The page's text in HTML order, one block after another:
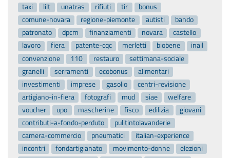
taxi
lilt unatras rifiuti tir
bonus
comune-novara
regione-piemonte autisti
bando
patronato
dpcm finanziamenti novara
castello
lavoro
fiera patente-cqc merletti biobene
inail
convenzione
110 restauro
settimana-sociale
granelli
serramenti ecobonus
alimentari
investimenti
imprese gasolio
centri-revisione
artigiano-in-fiera
fotografi mud siae
welfare
voucher
upo mascherine fisco edilizia
giovani
contributi-a-fondo-perduto
pulitintolavanderie
camera-commercio
pneumatici
italian-experience
incontri
fondartigianato movimento-donne
elezioni